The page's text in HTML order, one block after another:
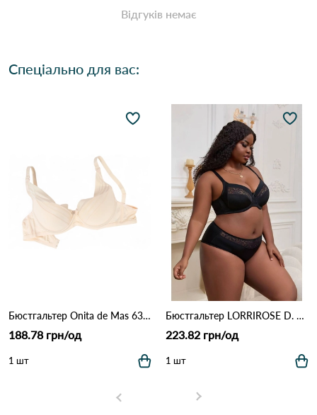
Відгуків немає
Спеціально для вас:
Бюстгальтер Onita de Mas 6319D 4,3 Бежевий
188.78 грн/од
1 шт
Бюстгальтер LORRIROSE D. 009 Чорний
223.82 грн/од
1 шт